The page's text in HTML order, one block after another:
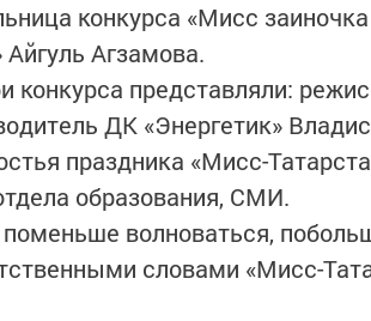
конкурса «Мисс
Агзамова.
представляли:
ДК «Энергетик»
праздника «Мисс-
образования, СМИ.
волноваться,
словами «Мисс-